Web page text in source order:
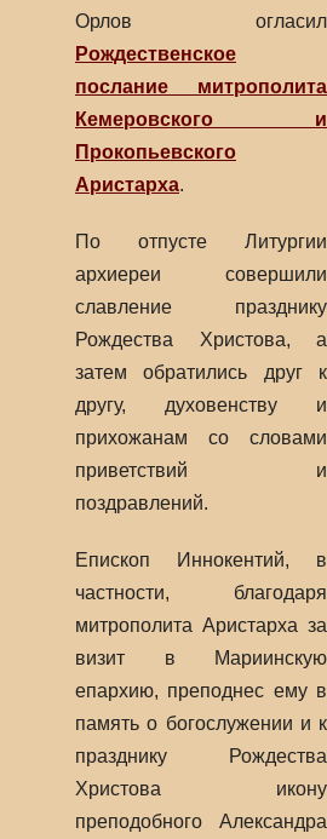
Орлов огласил
Рождественское
послание митрополита
Кемеровского и
Прокопьевского
Аристарха.
По отпусте Литургии
архиереи совершили
славление празднику
Рождества Христова, а
затем обратились друг к
другу, духовенству и
прихожанам со словами
приветствий и
поздравлений.
Епископ Иннокентий, в
частности, благодаря
митрополита Аристарха за
визит в Мариинскую
епархию, преподнес ему в
память о богослужении и к
празднику Рождества
Христова икону
преподобного Александра